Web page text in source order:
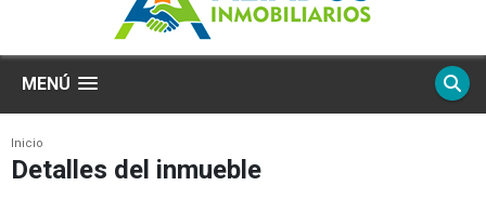
MENÚ
Inicio
Detalles del inmueble